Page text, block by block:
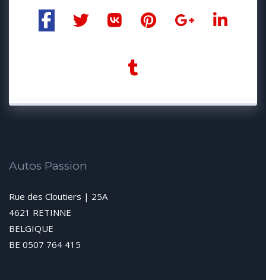
Autos Passion
Rue des Cloutiers | 25A
4621 RETINNE
BELGIQUE
BE 0507 764 415